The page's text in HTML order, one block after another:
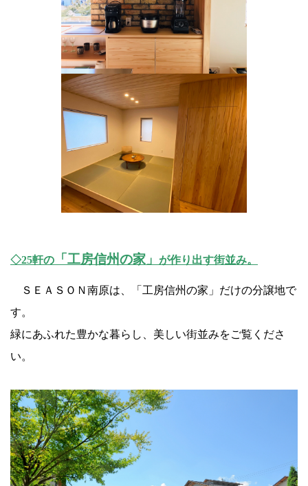
◇25軒の 「工房信州の家」 が作り出す街並み。
ＳＥＡＳＯＮ南原は、「工房信州の家」だけの分譲地で
す。
緑にあふれた豊かな暮らし、美しい街並みをご覧くださ
い。